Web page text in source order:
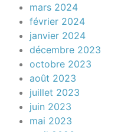
mars 2024
février 2024
janvier 2024
décembre 2023
octobre 2023
août 2023
juillet 2023
juin 2023
mai 2023